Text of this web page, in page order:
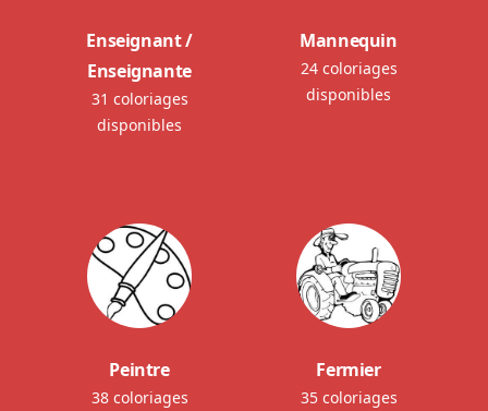
Enseignant /
Enseignante
31 coloriages
disponibles
Mannequin
24 coloriages
disponibles
Peintre
38 coloriages
Fermier
35 coloriages